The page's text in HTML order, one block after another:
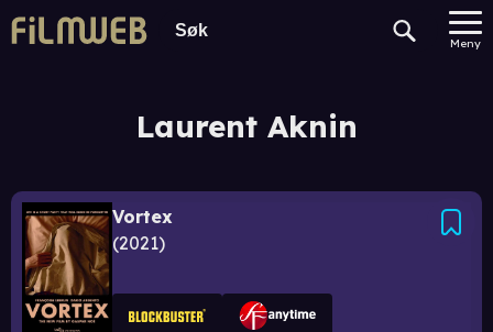
Meny
Laurent Aknin
Vortex
2021